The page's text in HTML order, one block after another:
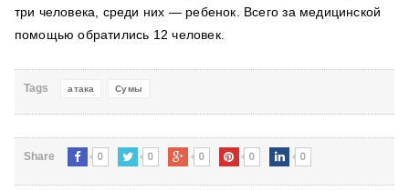
три человека, среди них — ребенок. Всего за медицинской
помощью обратились 12 человек.
Tags атака Сумы
Share 0 0 0 0 0